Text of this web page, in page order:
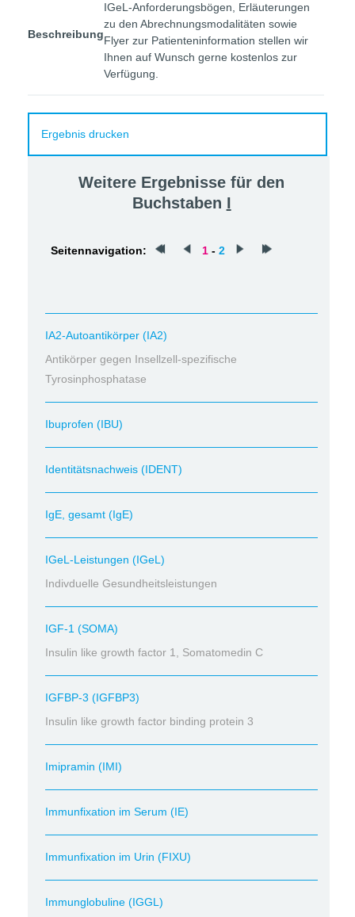
Beschreibung
IGeL-Anforderungsbögen, Erläuterungen
zu den Abrechnungsmodalitäten sowie
Flyer zur Patienteninformation stellen wir
Ihnen auf Wunsch gerne kostenlos zur
Verfügung.
Ergebnis drucken
Weitere Ergebnisse für den
Buchstaben I
Seitennavigation: 1 - 2
IA2-Autoantikörper (IA2)
Antikörper gegen Insellzell-spezifische
Tyrosinphosphatase
Ibuprofen (IBU)
Identitätsnachweis (IDENT)
IgE, gesamt (IgE)
IGeL-Leistungen (IGeL)
Indivduelle Gesundheitsleistungen
IGF-1 (SOMA)
Insulin like growth factor 1, Somatomedin C
IGFBP-3 (IGFBP3)
Insulin like growth factor binding protein 3
Imipramin (IMI)
Immunfixation im Serum (IE)
Immunfixation im Urin (FIXU)
Immunglobuline (IGGL)